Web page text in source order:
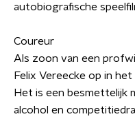
autobiografische
Coureur
Als zoon van een
Felix Vereecke op in
Het is een besmettelijk
alcohol en